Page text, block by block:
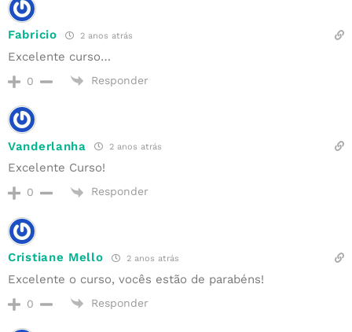
Fabricio 2 anos atrás
Excelente curso…
0 Responder
Vanderlanha 2 anos atrás
Excelente Curso!
0 Responder
Cristiane Mello 2 anos atrás
Excelente o curso, vocês estão de parabéns!
0 Responder